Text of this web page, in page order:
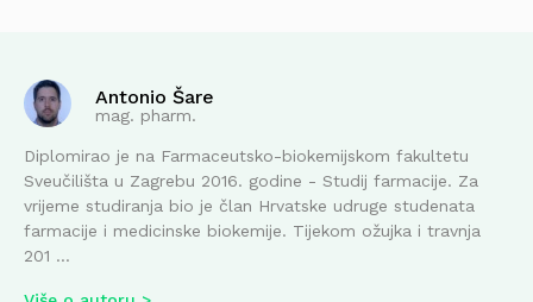
Antonio Šare
mag. pharm.
Diplomirao je na Farmaceutsko-biokemijskom fakultetu
Sveučilišta u Zagrebu 2016. godine - Studij farmacije. Za
vrijeme studiranja bio je član Hrvatske udruge studenata
farmacije i medicinske biokemije. Tijekom ožujka i travnja
201 ...